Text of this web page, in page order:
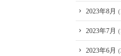
2023年8月
2023年7月
2023年6月